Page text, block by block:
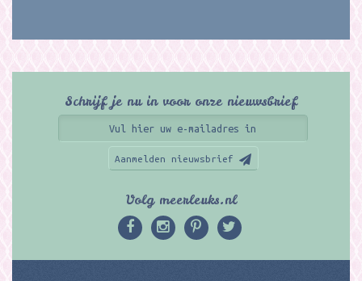
Schrijf je nu in voor onze nieuwsbrief
Aanmelden nieuwsbrief
Volg meerleuks.nl